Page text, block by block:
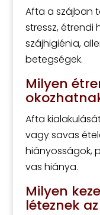
Afta a szájban
stressz, étrendi
szájhigiénia,
betegségek.
Milyen
Afta
vagy savas
hiányosságok,
vas hiánya.
Milyen
léteznek